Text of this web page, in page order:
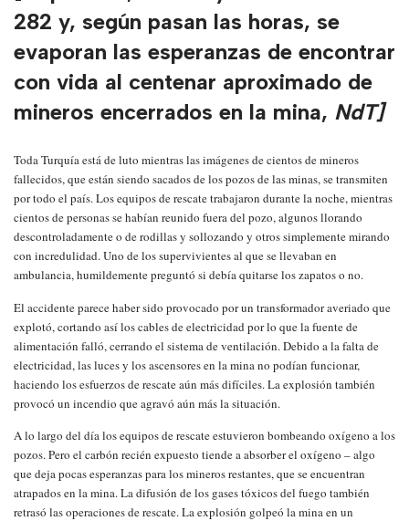
282 y, según pasan las horas, se
evaporan las esperanzas de encontrar
con vida al centenar aproximado de
mineros encerrados en la mina, NdT]
Toda Turquía está de luto mientras las imágenes de cientos de mineros
fallecidos, que están siendo sacados de los pozos de las minas, se transmiten
por todo el país. Los equipos de rescate trabajaron durante la noche, mientras
cientos de personas se habían reunido fuera del pozo, algunos llorando
descontroladamente o de rodillas y sollozando y otros simplemente mirando
con incredulidad. Uno de los supervivientes al que se llevaban en
ambulancia, humildemente preguntó si debía quitarse los zapatos o no.
El accidente parece haber sido provocado por un transformador averiado que
explotó, cortando así los cables de electricidad por lo que la fuente de
alimentación falló, cerrando el sistema de ventilación. Debido a la falta de
electricidad, las luces y los ascensores en la mina no podían funcionar,
haciendo los esfuerzos de rescate aún más difíciles. La explosión también
provocó un incendio que agravó aún más la situación.
A lo largo del día los equipos de rescate estuvieron bombeando oxígeno a los
pozos. Pero el carbón recién expuesto tiende a absorber el oxígeno – algo
que deja pocas esperanzas para los mineros restantes, que se encuentran
atrapados en la mina. La difusión de los gases tóxicos del fuego también
retrasó las operaciones de rescate. La explosión golpeó la mina en un